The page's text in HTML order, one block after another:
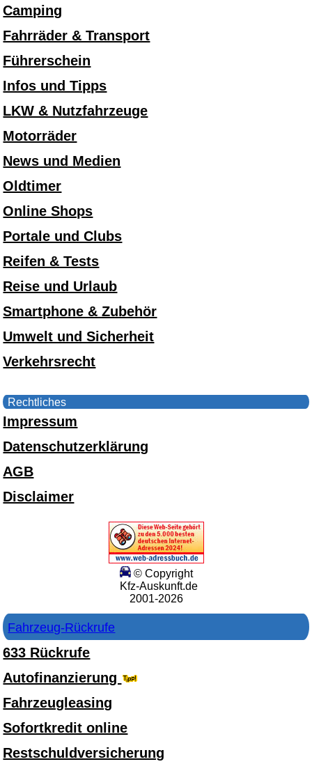
Camping
Fahrräder & Transport
Führerschein
Infos und Tipps
LKW & Nutzfahrzeuge
Motorräder
News und Medien
Oldtimer
Online Shops
Portale und Clubs
Reifen & Tests
Reise und Urlaub
Smartphone & Zubehör
Umwelt und Sicherheit
Verkehrsrecht
Rechtliches
Impressum
Datenschutzerklärung
AGB
Disclaimer
© Copyright
Kfz-Auskunft.de
2001-2026
Fahrzeug-Rückrufe
633 Rückrufe
Autofinanzierung
Fahrzeugleasing
Sofortkredit online
Restschuldversicherung